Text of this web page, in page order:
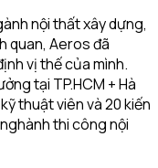
nội thất xây dựng,
quan, Aeros đã
vị thế của mình.
tại TP.HCM + Hà
thuật viên và 20 kiến
thi công nội